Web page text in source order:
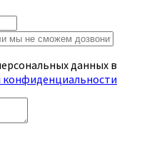
данных в
конфиденциальности